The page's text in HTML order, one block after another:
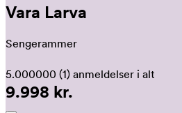
Vara Larva
Sengerammer
5.000000 (1) anmeldelser i alt
9.998 kr.